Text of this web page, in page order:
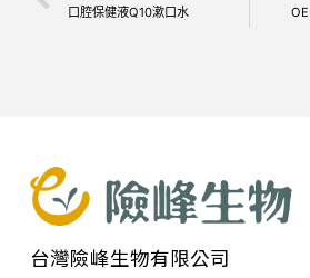
口腔保健液Q10漱口水
台灣險峰生物有限公司